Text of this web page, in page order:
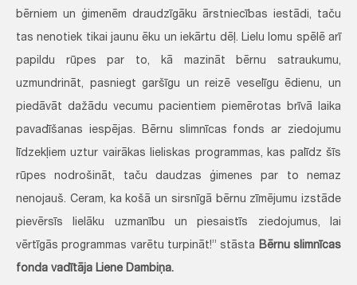
bērniem un ģimenēm draudzīgāku ārstniecības iestādi, taču
tas nenotiek tikai jaunu ēku un iekārtu dēļ. Lielu lomu spēlē arī
papildu rūpes par to, kā mazināt bērnu satraukumu,
uzmundrināt, pasniegt garšīgu un reizē veselīgu ēdienu, un
piedāvāt dažādu vecumu pacientiem piemērotas brīvā laika
pavadīšanas iespējas. Bērnu slimnīcas fonds ar ziedojumu
līdzekļiem uztur vairākas lieliskas programmas, kas palīdz šīs
rūpes nodrošināt, taču daudzas ģimenes par to nemaz
nenojauš. Ceram, ka košā un sirsnīgā bērnu zīmējumu izstāde
pievērsīs lielāku uzmanību un piesaistīs ziedojumus, lai
vērtīgās programmas varētu turpināt!” stāsta Bērnu slimnīcas
fonda vadītāja Liene Dambiņa.